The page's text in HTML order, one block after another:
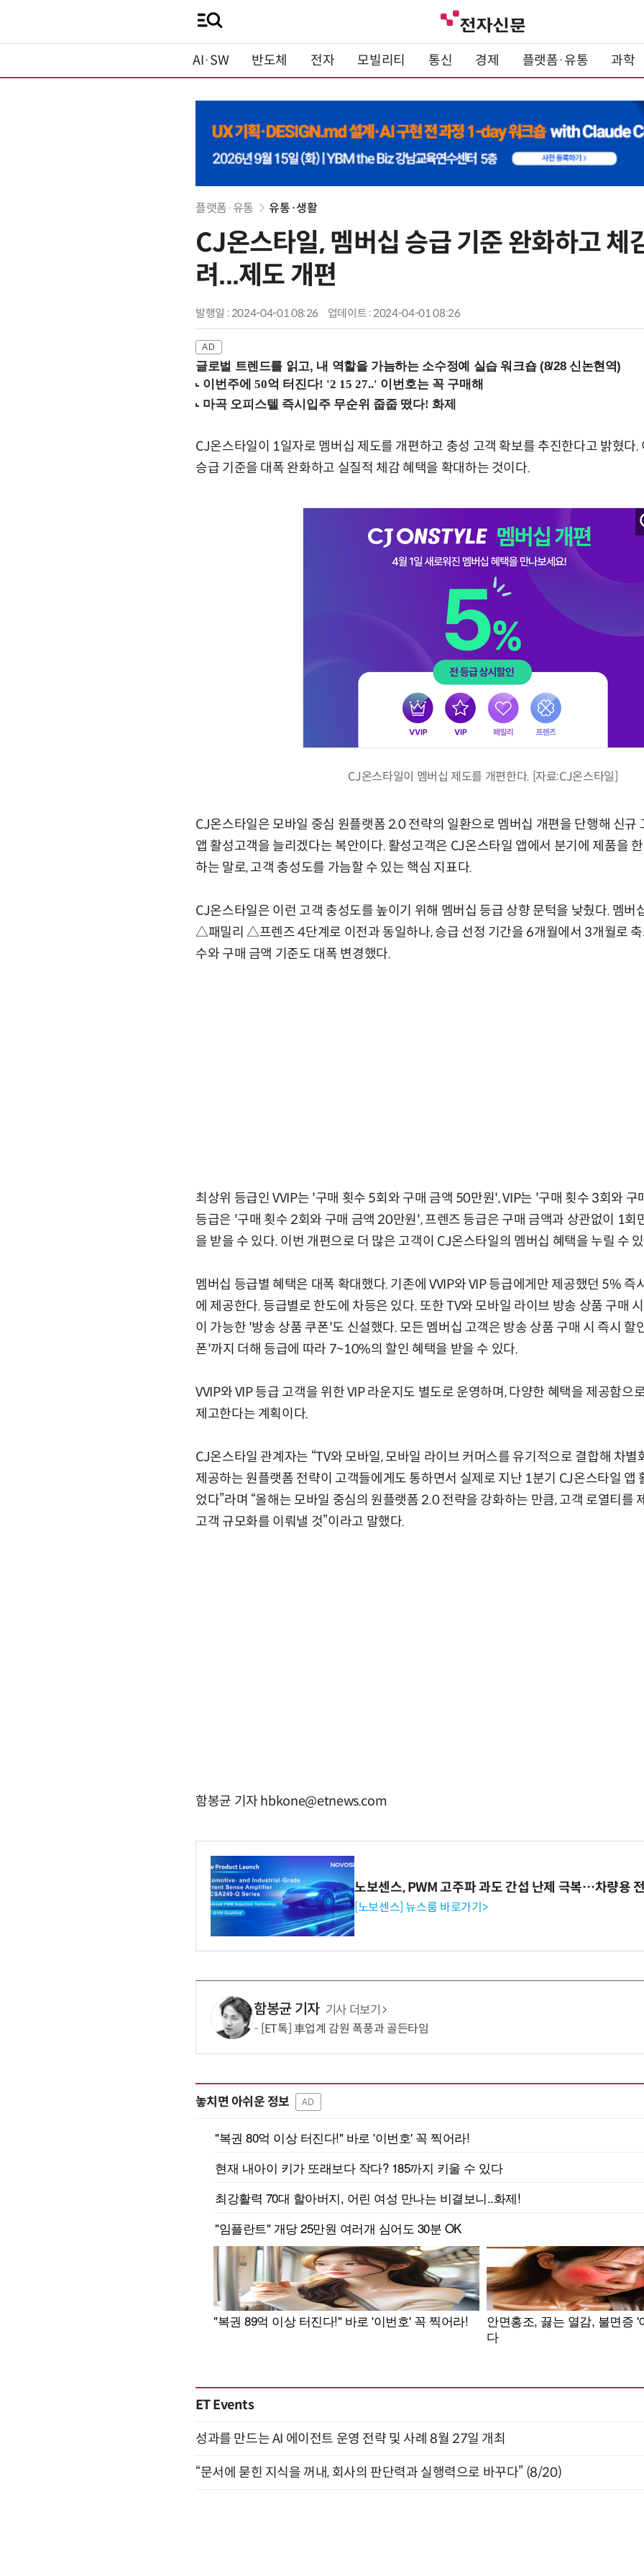
AI·SW 반도체 전자 모빌리티 통신 경제 플랫폼·유통 과학
플랫폼·유통 유통·생활
CJ온스타일, 멤버십 승급 기준 완화하고 체
려...제도 개편
발행일 : 2024-04-01 08:26 업데이트 : 2024-04-01 08:26
글로벌 트렌드를 읽고, 내 역할을 가늠하는 소수정예 실습 워크숍 (8/28 신논현역)
CJ온스타일이 1일자로 멤버십 제도를 개편하고 충성 고객 확보를 추진한다고 밝혔다.
승급 기준을 대폭 완화하고 실질적 체감 혜택을 확대하는 것이다.
CJ온스타일이 멤버십 제도를 개편한다. [자료:CJ온스타일]
CJ온스타일은 모바일 중심 원플랫폼 2.0 전략의 일환으로 멤버십 개편을 단행해 신규
앱 활성고객을 늘리겠다는 복안이다. 활성고객은 CJ온스타일 앱에서 분기에 제품을
하는 말로, 고객 충성도를 가늠할 수 있는 핵심 지표다.
CJ온스타일은 이런 고객 충성도를 높이기 위해 멤버십 등급 상향 문턱을 낮췄다. 멤
△패밀리 △프렌즈 4단계로 이전과 동일하나, 승급 선정 기간을 6개월에서 3개월로 축
수와 구매 금액 기준도 대폭 변경했다.
최상위 등급인 VVIP는 '구매 횟수 5회와 구매 금액 50만원', VIP는 '구매 횟수 3회와 구
등급은 '구매 횟수 2회와 구매 금액 20만원', 프렌즈 등급은 구매 금액과 상관없이 1회
을 받을 수 있다. 이번 개편으로 더 많은 고객이 CJ온스타일의 멤버십 혜택을 누릴 수
멤버십 등급별 혜택은 대폭 확대했다. 기존에 VVIP와 VIP 등급에게만 제공했던 5% 즉
에 제공한다. 등급별로 한도에 차등은 있다. 또한 TV와 모바일 라이브 방송 상품 구매
이 가능한 '방송 상품 쿠폰'도 신설했다. 모든 멤버십 고객은 방송 상품 구매 시 즉시 할
폰'까지 더해 등급에 따라 7~10%의 할인 혜택을 받을 수 있다.
VVIP와 VIP 등급 고객을 위한 VIP 라운지도 별도로 운영하며, 다양한 혜택을 제공함으
제고한다는 계획이다.
CJ온스타일 관계자는 “TV와 모바일, 모바일 라이브 커머스를 유기적으로 결합해 차별
제공하는 원플랫폼 전략이 고객들에게도 통하면서 실제로 지난 1분기 CJ온스타일 앱
었다”라며 “올해는 모바일 중심의 원플랫폼 2.0 전략을 강화하는 만큼, 고객 로열티를
고객 규모화를 이뤄낼 것”이라고 말했다.
함봉균 기자 hbkone@etnews.com
노보센스, PWM 고주파 과도 간섭 난제 극복…차량용
[노보센스] 뉴스룸 바로가기>
함봉균 기자 기사 더보기
[ET톡] 車업계 감원 폭풍과 골든타임
놓치면 아쉬운 정보 AD
ET Events
성과를 만드는 AI 에이전트 운영 전략 및 사례 8월 27일 개최
“문서에 묻힌 지식을 꺼내, 회사의 판단력과 실행력으로 바꾸다” (8/20)